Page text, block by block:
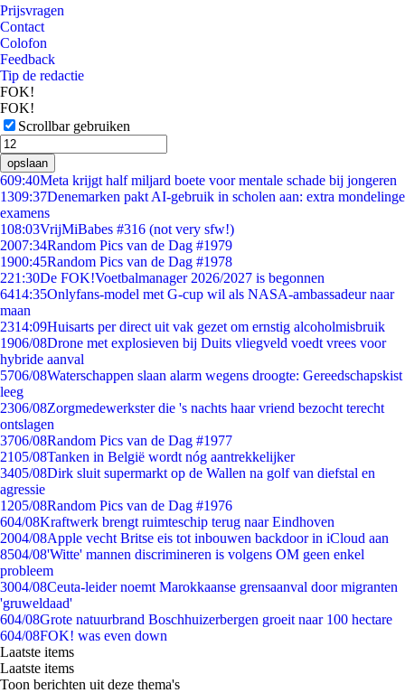
Prijsvragen
Contact
Colofon
Feedback
Tip de redactie
FOK!
FOK!
Scrollbar gebruiken
opslaan
609:40Meta krijgt half miljard boete voor mentale schade bij jongeren
1309:37Denemarken pakt AI-gebruik in scholen aan: extra mondelinge
examens
108:03VrijMiBabes #316 (not very sfw!)
2007:34Random Pics van de Dag #1979
1900:45Random Pics van de Dag #1978
221:30De FOK!Voetbalmanager 2026/2027 is begonnen
6414:35Onlyfans-model met G-cup wil als NASA-ambassadeur naar
maan
2314:09Huisarts per direct uit vak gezet om ernstig alcoholmisbruik
1906/08Drone met explosieven bij Duits vliegveld voedt vrees voor
hybride aanval
5706/08Waterschappen slaan alarm wegens droogte: Gereedschapskist
leeg
2306/08Zorgmedewerkster die 's nachts haar vriend bezocht terecht
ontslagen
3706/08Random Pics van de Dag #1977
2105/08Tanken in België wordt nóg aantrekkelijker
3405/08Dirk sluit supermarkt op de Wallen na golf van diefstal en
agressie
1205/08Random Pics van de Dag #1976
604/08Kraftwerk brengt ruimteschip terug naar Eindhoven
2004/08Apple vecht Britse eis tot inbouwen backdoor in iCloud aan
8504/08'Witte' mannen discrimineren is volgens OM geen enkel
probleem
3004/08Ceuta-leider noemt Marokkaanse grensaanval door migranten
'gruweldaad'
604/08Grote natuurbrand Boschhuizerbergen groeit naar 100 hectare
604/08FOK! was even down
Laatste items
Laatste items
Toon berichten uit deze thema's